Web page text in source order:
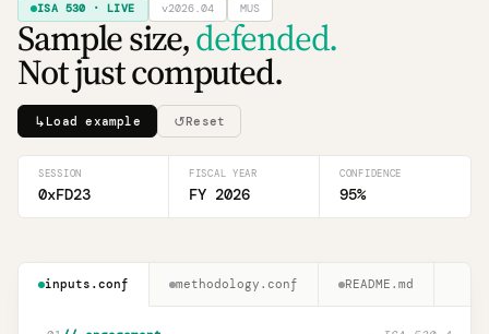
ISA 530 · LIVE v2026.04 MUS
Sample size,defended.
Not just computed.
↳Load example ↺Reset
SESSION
0xFD23
FISCAL YEAR
FY 2026
CONFIDENCE
95%
inputs.conf methodology.conf README.md